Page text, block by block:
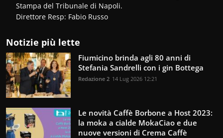
Stampa del Tribunale di Napoli.
Direttore Resp: Fabio Russo
Notizie più lette
Fiumicino brinda agli 80 anni di
Stefania Sandrelli con i gin Bottega
Redazione 2 14 Lug 2026 12:21
Le novità Caffè Borbone a Host 2023:
la moka a cialde MokaCiao e due
nuove versioni di Crema Caffè